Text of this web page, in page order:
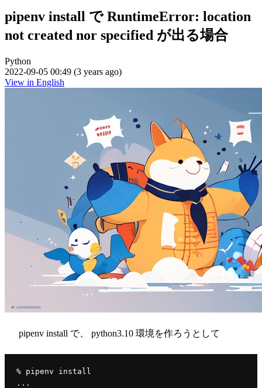
pipenv install で RuntimeError: location
not created nor specified が出る場合
Python
2022-09-05 00:49 (3 years ago)
View in English
pipenv install で、 python3.10 環境を作ろうとして
% pipenv install
...